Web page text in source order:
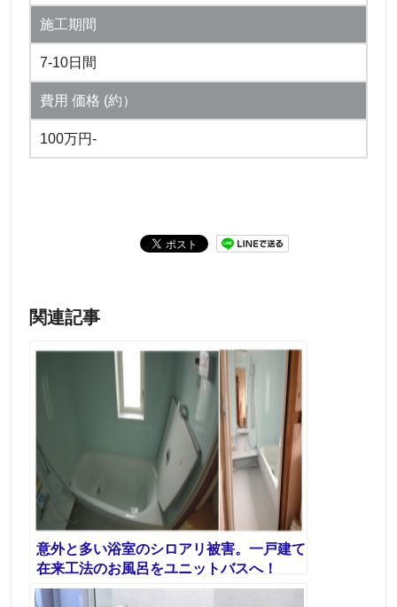
施工期間
7-10日間
費用 価格 (約）
100万円-
関連記事
意外と多い浴室のシロアリ被害。一戸建て
在来工法のお風呂をユニットバスへ！